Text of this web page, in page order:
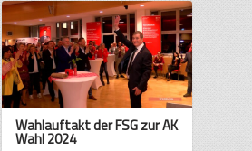
Wahlauftakt der FSG zur AK
Wahl 2024